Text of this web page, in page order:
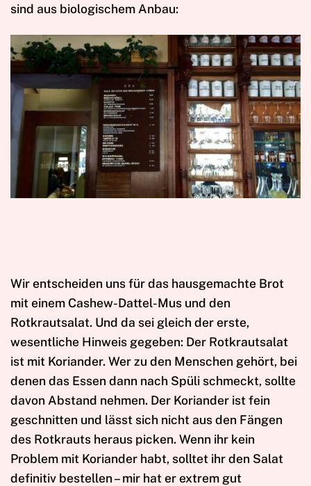
sind aus biologischem Anbau:
Wir entscheiden uns für das hausgemachte Brot
mit einem Cashew-Dattel-Mus und den
Rotkrautsalat. Und da sei gleich der erste,
wesentliche Hinweis gegeben: Der Rotkrautsalat
ist mit Koriander. Wer zu den Menschen gehört, bei
denen das Essen dann nach Spüli schmeckt, sollte
davon Abstand nehmen. Der Koriander ist fein
geschnitten und lässt sich nicht aus den Fängen
des Rotkrauts heraus picken. Wenn ihr kein
Problem mit Koriander habt, solltet ihr den Salat
definitiv bestellen – mir hat er extrem gut